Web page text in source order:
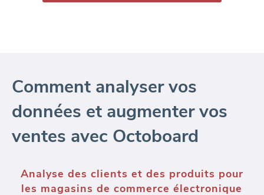
Comment analyser vos
données et augmenter vos
ventes avec Octoboard
Segmentation des clients pour les
marques de commerce électronique